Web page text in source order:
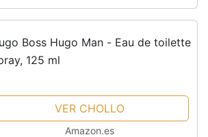
Boss Hugo Man - Eau de toilette
125 ml
VER CHOLLO
Amazon.es